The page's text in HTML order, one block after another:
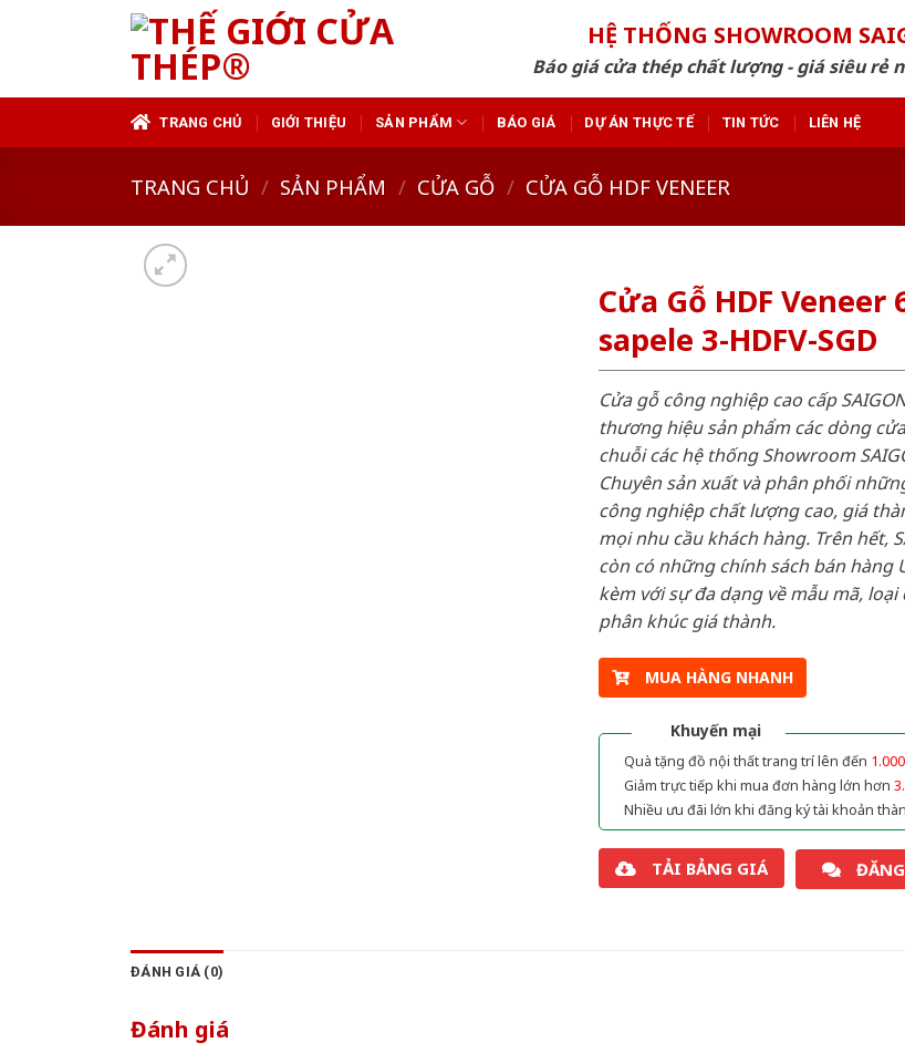
HỆ THỐNG SHOWROOM
Báo giá cửa thép chất lượng - giá siêu rẻ
TRANG CHỦ GIỚI THIỆU SẢN PHẨM BÁO GIÁ DỰ ÁN THỰC TẾ TIN TỨC LIÊN HỆ
TRANG CHỦ / SẢN PHẨM / CỬA GỖ / CỬA GỖ HDF VENEER
Cửa Gỗ HDF Veneer
sapele 3-HDFV-SGD
Cửa gỗ công nghiệp cao cấp
thương hiệu sản phẩm các dòng
chuỗi các hệ thống Showroom
Chuyên sản xuất và phân phối
công nghiệp chất lượng cao, giá
mọi nhu cầu khách hàng. Trên hết,
còn có những chính sách bán hàng
kèm với sự đa dạng về mẫu mã, loại
phân khúc giá thành.
MUA HÀNG NHANH
Khuyến mại
Quà tặng đồ nội thất trang trí lên đến
Giảm trực tiếp khi mua đơn hàng lớn hơn
Nhiều ưu đãi lớn khi đăng ký tài khoản
TẢI BẢNG GIÁ
ĐÁNH GIÁ (0)
Đánh giá